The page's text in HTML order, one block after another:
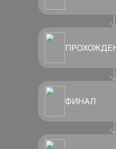
ФИНАЛ